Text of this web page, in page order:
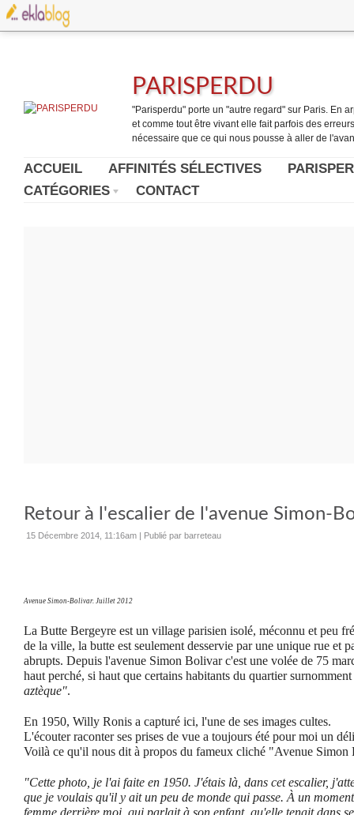
PARISPERDU
"Parisperdu" porte un "autre regard" sur Paris. En
et comme tout être vivant elle fait parfois des
nécessaire que ce qui nous pousse à aller de
ACCUEIL AFFINITÉS SÉLECTIVES
CATÉGORIES
CONTACT
Retour à l'escalier de l'avenue Simon-
15 Décembre 2014, 11:16am | Publié par barreteau
Avenue Simon-Bolivar. Juillet 2012
La Butte Bergeyre est un village parisien isolé, méconnu et peu
de la ville, la butte est seulement desservie par une unique rue et
abrupts. Depuis l'avenue Simon Bolivar c'est une volée de 75
haut perché, si haut que certains habitants du quartier
aztèque".
En 1950, Willy Ronis a capturé ici, l'une de ses images cultes.
L'écouter raconter ses prises de vue a toujours été pour moi un
Voilà ce qu'il nous dit à propos du fameux cliché "Avenue
"Cette photo, je l'ai faite en 1950. J'étais là, dans cet escalier,
que je voulais qu'il y ait un peu de monde qui passe. À un
femme derrière moi, qui parlait à son enfant, qu'elle tenait dans